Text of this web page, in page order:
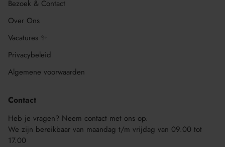
Bezoek & Contact
Over Ons
Vacatures ✨
Privacybeleid
Algemene voorwaarden
Contact
Heb je vragen? Neem contact met ons op.
We zijn bereikbaar van maandag t/m vrijdag van 09.00 tot
17.00